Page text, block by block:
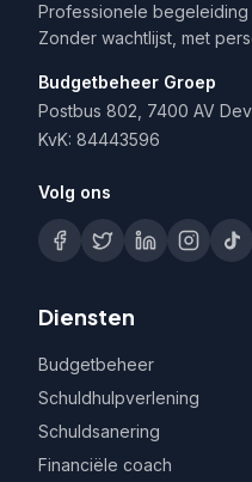
Professionele
Zonder wachtlijst, met
Budgetbeheer Groep
Postbus 802, 7400 AV
KvK: 84443596
Volg ons
Diensten
Budgetbeheer
Schuldhulpverlening
Schuldsanering
Financiële coach